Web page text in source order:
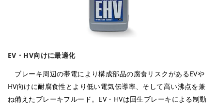
EV・HV向けに最適化
ブレーキ周辺の帯電により構成部品の腐食リスクがあるEVや
HV向けに耐腐食性とより低い電気伝導率、そして高い沸点を兼
ね備えたブレーキフルード。EV・HVは回生ブレーキによる制動